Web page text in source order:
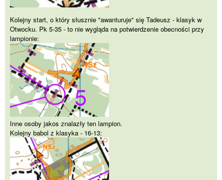
Kolejny start, o który słusznie "awanturuje" się Tadeusz - klasyk w
Otwocku. Pk 5-35 - to nie wygląda na potwierdzenie obecności przy
lampionie:
Inne osoby jakos znalazły ten lampion.
Kolejny babol z klasyka - 16-13: